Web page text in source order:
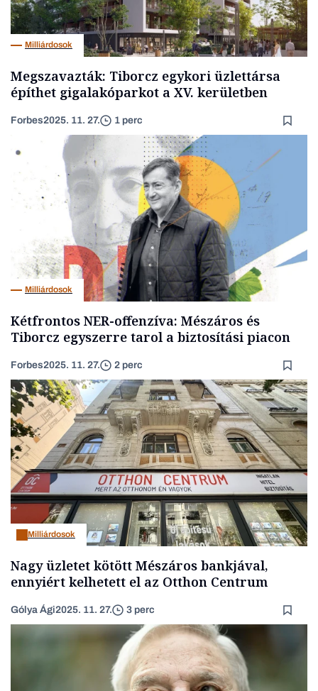
Milliárdosok
Megszavazták: Tiborcz egykori üzlettársa
építhet gigalakóparkot a XV. kerületben
Forbes2025. 11. 27. 1 perc
Milliárdosok
Kétfrontos NER-offenzíva: Mészáros és
Tiborcz egyszerre tarol a biztosítási piacon
Forbes2025. 11. 27. 2 perc
Milliárdosok
Nagy üzletet kötött Mészáros bankjával,
ennyiért kelhetett el az Otthon Centrum
Gólya Ági2025. 11. 27. 3 perc